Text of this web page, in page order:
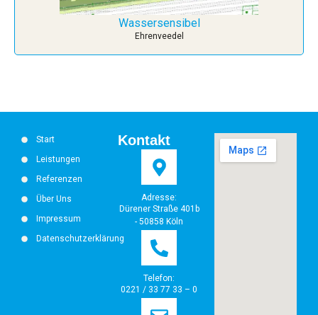
Wassersensibel
Ehrenveedel
Start
Leistungen
Referenzen
Über Uns
Impressum
Datenschutzerklärung
Kontakt
Adresse:
Dürener Straße 401b
- 50858 Köln
Telefon:
0221 / 33 77 33 – 0